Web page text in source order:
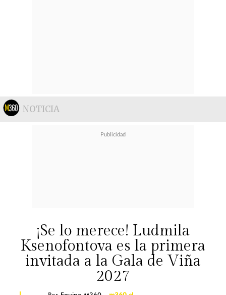
NOTICIA
¡Se lo merece! Ludmila
Ksenofontova es la primera
invitada a la Gala de Viña
2027